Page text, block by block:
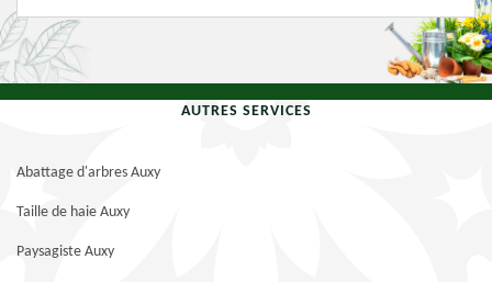
AUTRES SERVICES
Abattage d'arbres Auxy
Taille de haie Auxy
Paysagiste Auxy